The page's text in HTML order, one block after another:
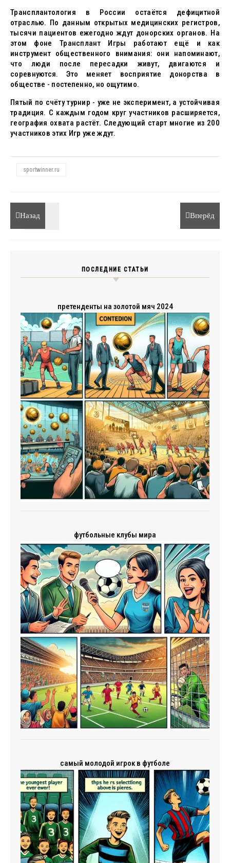
Трансплантология в России остаётся дефицитной
отраслью. По данным открытых медицинских регистров,
тысячи пациентов ежегодно ждут донорских органов. На
этом фоне Трансплант Игры работают ещё и как
инструмент общественного внимания: они напоминают,
что люди после пересадки живут, двигаются и
соревнуются. Это меняет восприятие донорства в
обществе - постепенно, но ощутимо.
Пятый по счёту турнир - уже не эксперимент, а устойчивая
традиция. С каждым годом круг участников расширяется,
география охвата растёт. Следующий старт многие из 200
участников этих Игр уже ждут.
sportwinner.ru
Назад Вперёд
ПОСЛЕДНИЕ СТАТЬИ
претенденты на золотой мяч 2024
футбольные клубы мира
самый молодой игрок в футболе